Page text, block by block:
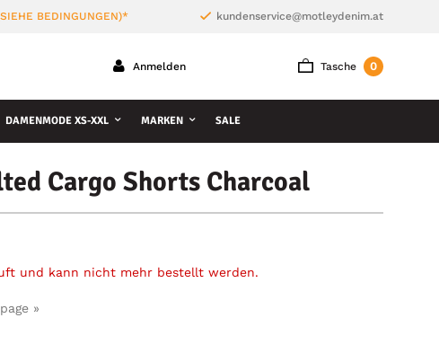
BEDINGUNGEN)* kundenservice@motleydenim.at
Tasche 0
Anmelden
DAMENMODE XS-XXL MARKEN SALE
Cargo Shorts Charcoal
und kann nicht mehr bestellt werden.
»